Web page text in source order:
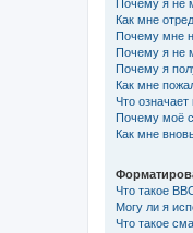
Почему я не
Как мне
Почему мне
Почему я не
Почему я
Как мне
Что
Почему моё
Как мне
Что такое
Могу ли я
Что такое